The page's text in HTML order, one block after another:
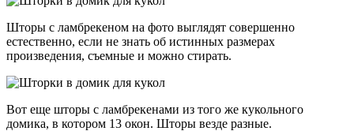
Шторы с ламбрекеном на фото выглядят совершенно
естественно, если не знать об истинных размерах
произведения, съемные и можно стирать.
Вот еще шторы с ламбрекенами из того же кукольного
домика, в котором 13 окон. Шторы везде разные.